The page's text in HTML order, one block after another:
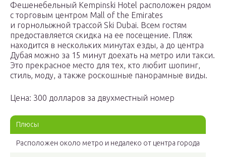
Фешенебельный Kempinski Hotel расположен рядом
с торговым центром Mall of the Emirates
и горнолыжной трассой Ski Dubai. Всем гостям
предоставляется скидка на ее посещение. Пляж
находится в нескольких минутах езды, а до центра
Дубая можно за 15 минут доехать на метро или такси.
Это прекрасное место для тех, кто любит шопинг,
стиль, моду, а также роскошные панорамные виды.
Цена: 300 долларов за двухместный номер
Плюсы
Расположен около метро и недалеко от центра города